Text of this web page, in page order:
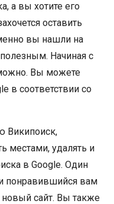
а вы хотите его
оставить
вы нашли на
Начиная с
Вы можете
в соответствии со
Википоиск,
местами, удалять и
в Google. Один
понравившийся вам
новый сайт. Вы также